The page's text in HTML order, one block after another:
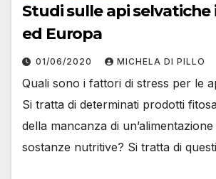
Studi sulle api selvatiche
ed Europa
01/06/2020 MICHELA DI PILLO
Quali sono i fattori di stress per le
Si tratta di determinati prodotti
della mancanza di
sostanze nutritive? Si tratta di